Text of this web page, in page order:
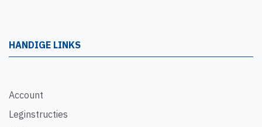
HANDIGE LINKS
Account
Leginstructies